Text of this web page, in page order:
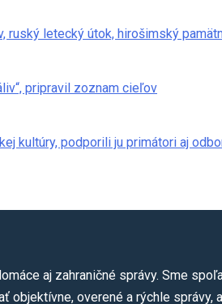
aj zahraničné správy. Sme
overené a rýchle